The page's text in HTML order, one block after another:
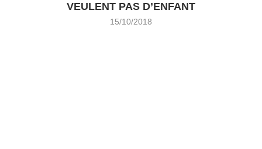
VEULENT PAS D’ENFANT
15/10/2018